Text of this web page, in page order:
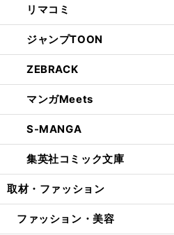
リマコミ
ジャンプTOON
ZEBRACK
マンガMeets
S-MANGA
集英社コミック文庫
取材・ファッション
ファッション・美容